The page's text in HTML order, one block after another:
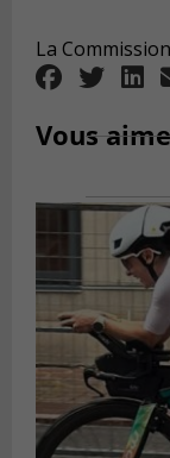
La
Vous